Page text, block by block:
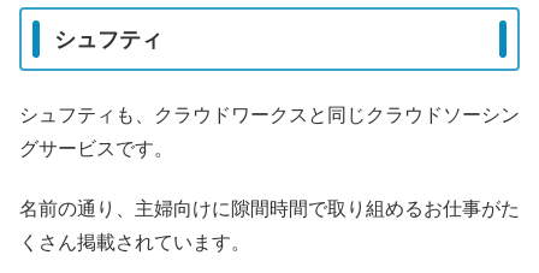
シュフティ
シュフティも、クラウドワークスと同じクラウドソーシン
グサービスです。
名前の通り、主婦向けに隙間時間で取り組めるお仕事がた
くさん掲載されています。